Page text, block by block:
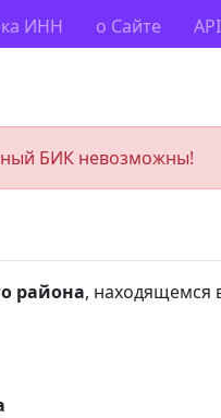
ИНН о Сайте API
БИК невозможны!
района, находящемся